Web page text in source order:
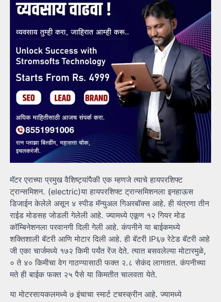
मॅटर एराच्या प्रमुख वैशिष्ट्यांपैकी एक म्हणजे त्याचे हायपरशिफ्ट
ट्रान्समिशन. (electric)या हायपरशिफ्ट ट्रान्समिशनला इनहाऊस
डिजाईन केलेले असून ४ स्पीड मॅन्युअल गिअरबॉक्स आहे. ही यंत्रणा तीन
राईड मोडसह जोडली गेलेली आहे. ज्यामध्ये एकूण १२ गियर मोड
कॉम्बिनेशनला परवानगी दिली गेली आहे. कंपनीने या बाईकमध्ये
शक्तिशाली बॅटरी आणि मोटार दिली आहे. ही बॅटरी IP६७ रेटेड बॅटरी आहे
जी एका चार्जमध्ये १७२ किमी पर्यंत रेंज देते. त्यात बसवलेल्या मोटारमुळे,
० ते ४० किमीचा वेग गाठण्यासाठी फक्त २.८ सेकंद लागतात. कंपनीच्या
मते ही बाईक फक्त २५ पैसे या किमतीत चालवता येते.
या मोटरसायकलमध्ये ७ इंचाचा स्मार्ट टचस्क्रीन आहे. ज्यामध्ये